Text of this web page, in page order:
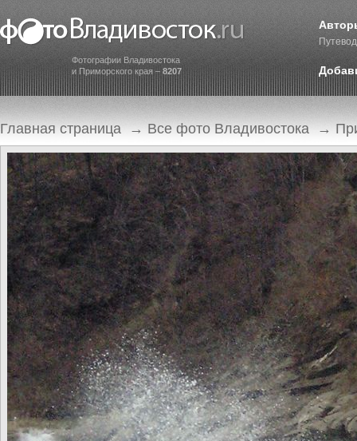
Фотографии Владивостока
и Приморского края – 8207
Главная страница → Все фото Владивостока →